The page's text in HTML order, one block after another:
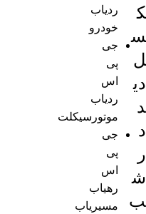
ک
س
ل
دی
د
د
ر
ش
ب
ردیاب
خودرو
جی
پی
اس
ردیاب
موتورسیکلت
جی
پی
اس
رهیاب
مسیریاب